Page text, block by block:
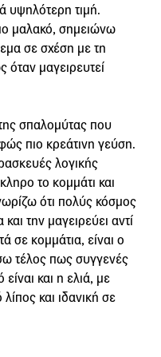
υψηλότερη τιμή.
μαλακό, σημειώνω
σε σχέση με τη
όταν μαγειρευτεί
σπαλομύτας που
πιο κρεάτινη γεύση.
λογικής
το κομμάτι και
ότι πολύς κόσμος
την μαγειρεύει αντί
σε κομμάτια, είναι ο
τέλος πως συγγενές
και η ελιά, με
και ιδανική σε